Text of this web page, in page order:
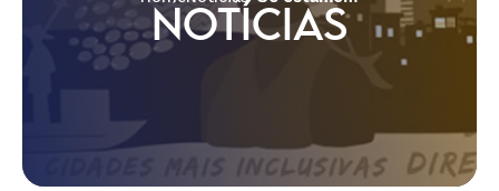
NOTÍCIAS